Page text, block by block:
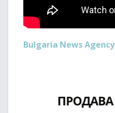
Bulgaria News Agency